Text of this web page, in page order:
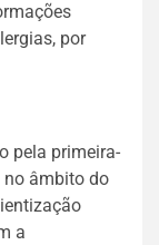
por
pela primeira-
no âmbito do
a